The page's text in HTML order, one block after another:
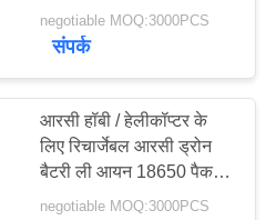
7.4V 753048 2S
850mAh
negotiable MOQ:3000PCS
संपर्क
आरसी हॉबी / हेलीकॉप्टर के
लिए रिचार्जेबल आरसी ड्रोन
बैटरी ली आयन 18650 पैक
7.4V 2200mah
negotiable MOQ:3000PCS